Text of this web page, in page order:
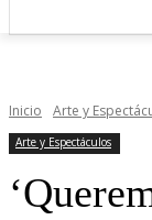
Inicio Arte y
Arte y Espectáculos